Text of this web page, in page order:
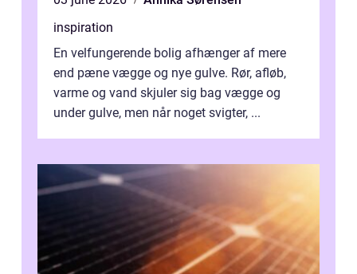
inspiration
En velfungerende bolig afhænger af mere
end pæne vægge og nye gulve. Rør, afløb,
varme og vand skjuler sig bag vægge og
under gulve, men når noget svigter, ...